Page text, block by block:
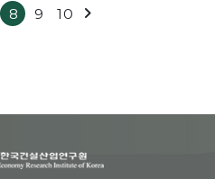
8 9 10 chevron_right